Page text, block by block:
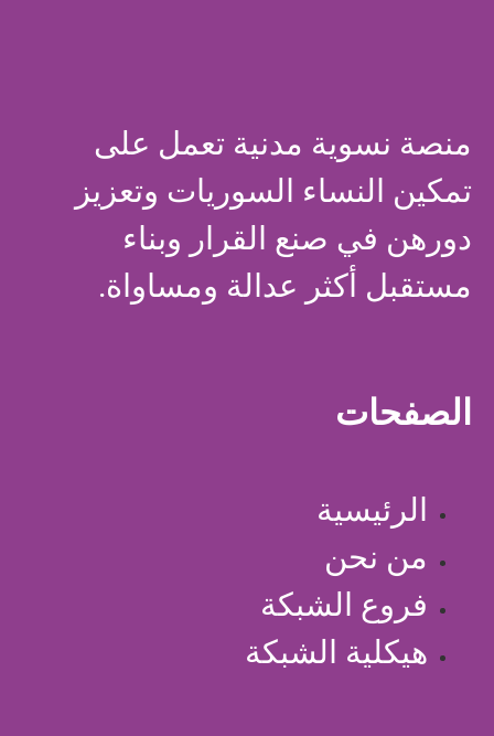
منصة نسوية مدنية تعمل على
تمكين النساء السوريات وتعزيز
دورهن في صنع القرار وبناء
مستقبل أكثر عدالة ومساواة.
الصفحات
الرئيسية
من نحن
فروع الشبكة
هيكلية الشبكة